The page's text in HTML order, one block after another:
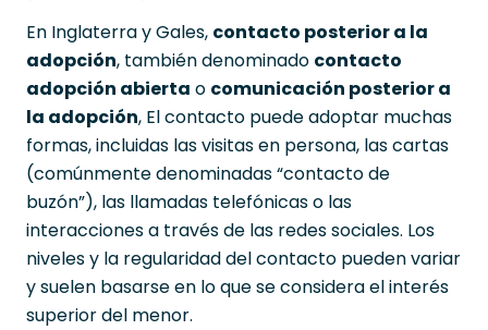
En Inglaterra y Gales, contacto posterior a la
adopción, también denominado contacto
adopción abierta o comunicación posterior a
la adopción, El contacto puede adoptar muchas
formas, incluidas las visitas en persona, las cartas
(comúnmente denominadas “contacto de
buzón”), las llamadas telefónicas o las
interacciones a través de las redes sociales. Los
niveles y la regularidad del contacto pueden variar
y suelen basarse en lo que se considera el interés
superior del menor.